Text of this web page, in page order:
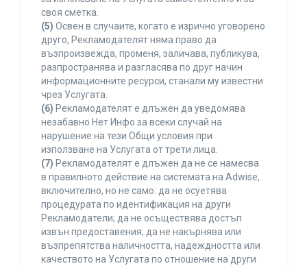
своя сметка.
(5) Освен в случаите, когато е изрично уговорено
друго, Рекламодателят няма право да
възпроизвежда, променя, заличава, публикува,
разпространява и разгласява по друг начин
информационните ресурси, станали му известни
чрез Услугата.
(6) Рекламодателят е длъжен да уведомява
незабавно Нет Инфо за всеки случай на
нарушение на тези Общи условия при
използване на Услугата от трети лица.
(7) Рекламодателят е длъжен да не се намесва
в правилното действие на системата на Adwise,
включително, но не само: да не осуетява
процедурата по идентификация на други
Рекламодатели; да не осъществява достъп
извън предоставения; да не накърнява или
възпрепятства наличността, надеждността или
качеството на Услугата по отношение на други